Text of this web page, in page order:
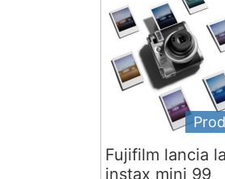
Fujifilm lancia la
instax mini 99